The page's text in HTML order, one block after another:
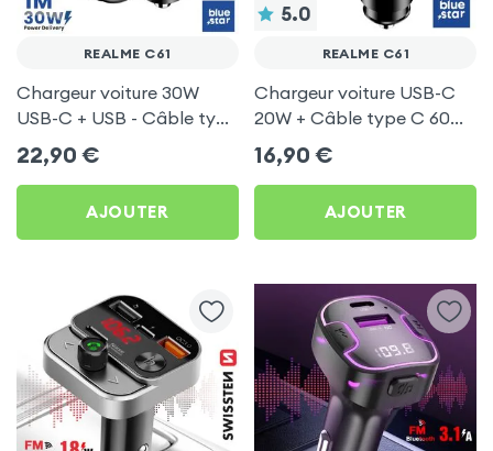
REALME C61
Chargeur voiture 30W
USB-C + USB - Câble type
C 60W Blue Star pour
Realme C61
22,90 €
AJOUTER
5.0
REALME C61
Chargeur voiture USB-C
20W + Câble type C 60W
Blue Star pour Realme C61
16,90 €
AJOUTER